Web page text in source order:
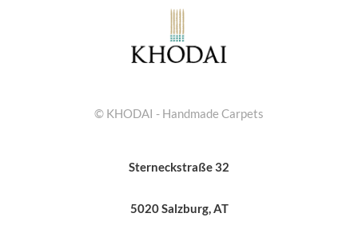
© KHODAI - Handmade Carpets
Sterneckstraße 32
5020 Salzburg, AT